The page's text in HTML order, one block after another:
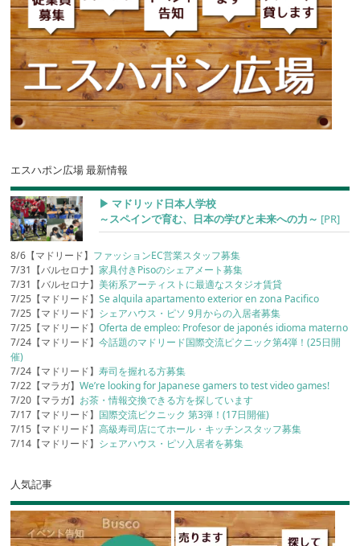
エスハポン広場 最新情報
▶︎ マドリッド日本人学校
～スペインで育む、日本の学びと未来への力～ [PR]
8/6【マドリード】 ファッションEC営業スタッフ募集
7/31【バルセロナ】家具付きPisoのシェアメート募集
7/31【バルセロナ】美術系アーティストに最適なスタジオ賃貸
7/25【マドリード】Se alquila apartamento exterior en zona Pacifico
7/25【マドリード】 シェアハウス・ピソ 9月からの入居者募集
7/25【マドリード】Oferta de empleo: Profesor de japonés idioma materno
7/24【マドリード】今話題のマドリード国際交流ピクニック第4弾！(25日開
催)
7/24【マドリード】寿司を握れる方募集
7/22【マラガ】We’re looking for Japanese gamers to test video games!
7/20【マラガ】 お茶・情報交換できる方を探しています
7/17【マドリード】 国際交流ピクニック 第3弾！(17日開催)
7/15【マドリード】高級寿司店にてホール・キッチンスタッフ募集
7/14【マドリード】 シェアハウス・ピソ入居者を募集
人気記事